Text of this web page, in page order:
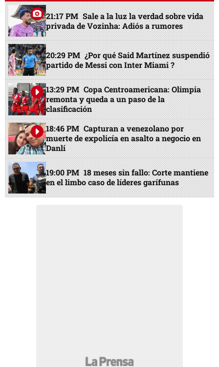
21:17 PM Sale a la luz la verdad sobre vida
privada de Vozinha: Adiós a rumores
20:29 PM ¿Por qué Said Martínez suspendió
partido de Messi con Inter Miami ?
13:29 PM Copa Centroamericana: Olimpia
remonta y queda a un paso de la
clasificación
18:46 PM Capturan a venezolano por
muerte de expolicía en asalto a negocio en
Danlí
19:00 PM 18 meses sin fallo: Corte mantiene
en el limbo caso de líderes garífunas